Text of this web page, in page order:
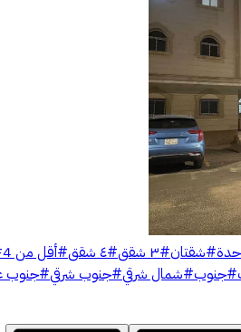
#شقتان#٣ شقق #٤ شقق #أقل من 4
#جنوب#شمال شرقي#جنوب شرقي#جنوب